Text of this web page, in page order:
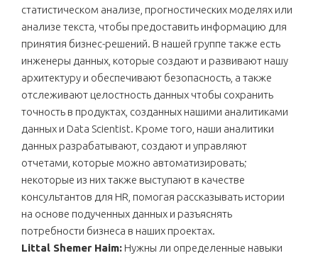
статистическом анализе, прогностических моделях или
анализе текста, чтобы предоставить информацию для
принятия бизнес-решений. В нашей группе также есть
инженеры данных, которые создают и развивают нашу
архитектуру и обеспечивают безопасность, а также
отслеживают целостность данных чтобы сохранить
точность в продуктах, созданных нашими аналитиками
данных и Data Scientist. Кроме того, наши аналитики
данных разрабатывают, создают и управляют
отчетами, которые можно автоматизировать;
некоторые из них также выступают в качестве
консультантов для HR, помогая рассказывать истории
на основе подученных данных и разъяснять
потребности бизнеса в наших проектах.
Littal Shemer Haim: Нужны ли определенные навыки